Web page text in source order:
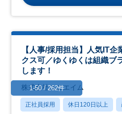
【人事/採用担当】人気IT
クス可／ゆくゆくは組織ブ
します！
株式会社ユニエイム
正社員採用 休日120日以上
1-50 / 262件